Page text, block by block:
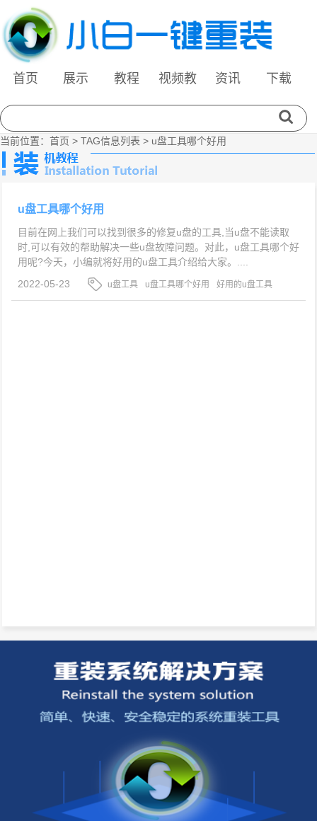
首页 展示 教程
视频教
资讯 下载
当前位置： 首页 > TAG信息列表 > u盘工具哪个好用
u盘工具哪个好用
目前在网上我们可以找到很多的修复u盘的工具,当u盘不能读取
时,可以有效的帮助解决一些u盘故障问题。对此，u盘工具哪个好
用呢?今天，小编就将好用的u盘工具介绍给大家。....
2022-05-23
u盘工具 u盘工具哪个好用 好用的u盘工具